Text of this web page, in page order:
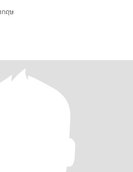
กฤษ